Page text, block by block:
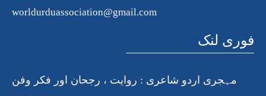
worldurduassociation@gmail.com
فوری لنک
مہجری اردو شاعری : روایت ، رجحان اور فکر وفن